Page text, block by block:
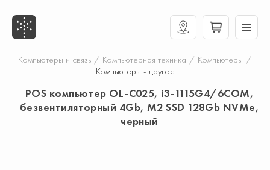
Компьютеры и связь / Компьютерная техника / Компьютеры /
Компьютеры - другое
POS компьютер OL-C025, i3-1115G4/6COM,
безвентиляторный 4Gb, M2 SSD 128Gb NVMe,
черный